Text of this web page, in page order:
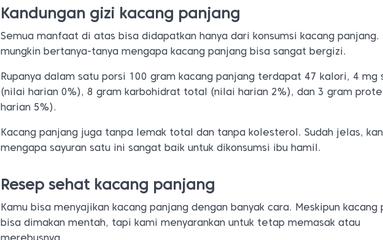
Kandungan gizi kacang panjang
Semua manfaat di atas bisa didapatkan hanya dari konsumsi kacang panjang.
mungkin bertanya-tanya mengapa kacang panjang bisa sangat bergizi.
Rupanya dalam satu porsi 100 gram kacang panjang terdapat 47 kalori, 4 mg
(nilai harian 0%), 8 gram karbohidrat total (nilai harian 2%), dan 3 gram
harian 5%).
Kacang panjang juga tanpa lemak total dan tanpa kolesterol. Sudah jelas,
mengapa sayuran satu ini sangat baik untuk dikonsumsi ibu hamil.
Resep sehat kacang panjang
Kamu bisa menyajikan kacang panjang dengan banyak cara. Meskipun kacang
bisa dimakan mentah, tapi kami menyarankan untuk tetap memasak atau